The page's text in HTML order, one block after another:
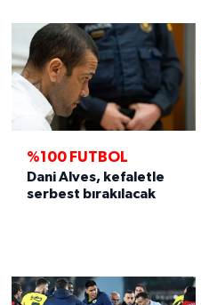
%100 FUTBOL
Dani Alves, kefaletle
serbest bırakılacak